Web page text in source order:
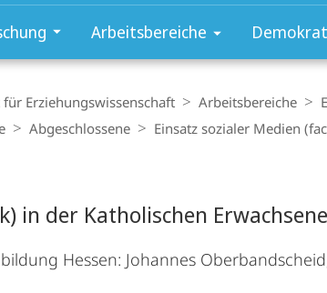
Arbeitsbereiche
Erziehungswissenschaft Arbeitsbereiche
Abgeschlossene Einsatz sozialer Medien
in der Katholischen
Hessen: Johannes